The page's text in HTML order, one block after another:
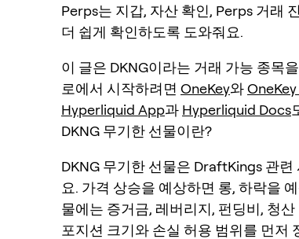
Perps는 지갑, 자산 확인, Perps 거래
더 쉽게 확인하도록 도와줘요.
이 글은 DKNG이라는 거래 가능 종목
로에서 시작하려면 OneKey와
Hyperliquid App과 Hyperliquid Docs
DKNG 무기한 선물이란?
DKNG 무기한 선물은 DraftKings 관
요. 가격 상승을 예상하면 롱, 하락을
물에는 증거금, 레버리지, 펀딩비, 청
포지션 크기와 손실 허용 범위를 먼저